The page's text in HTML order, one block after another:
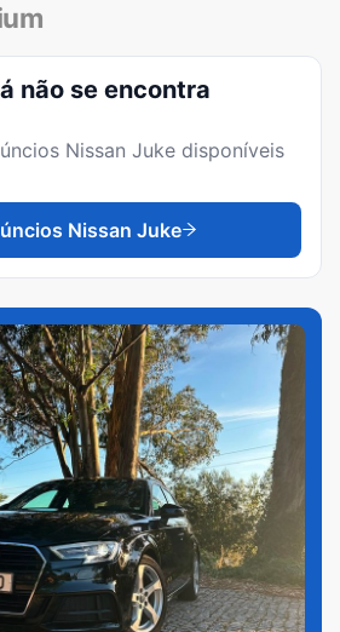
não se encontra
Nissan Juke disponíveis
Nissan Juke